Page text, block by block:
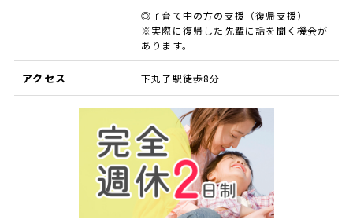
◎子育て中の方の支援（復帰支援）
※実際に復帰した先輩に話を聞く機会が
あります。
アクセス 下丸子駅徒歩8分